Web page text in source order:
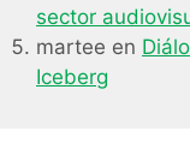
sector
martee en
Iceberg